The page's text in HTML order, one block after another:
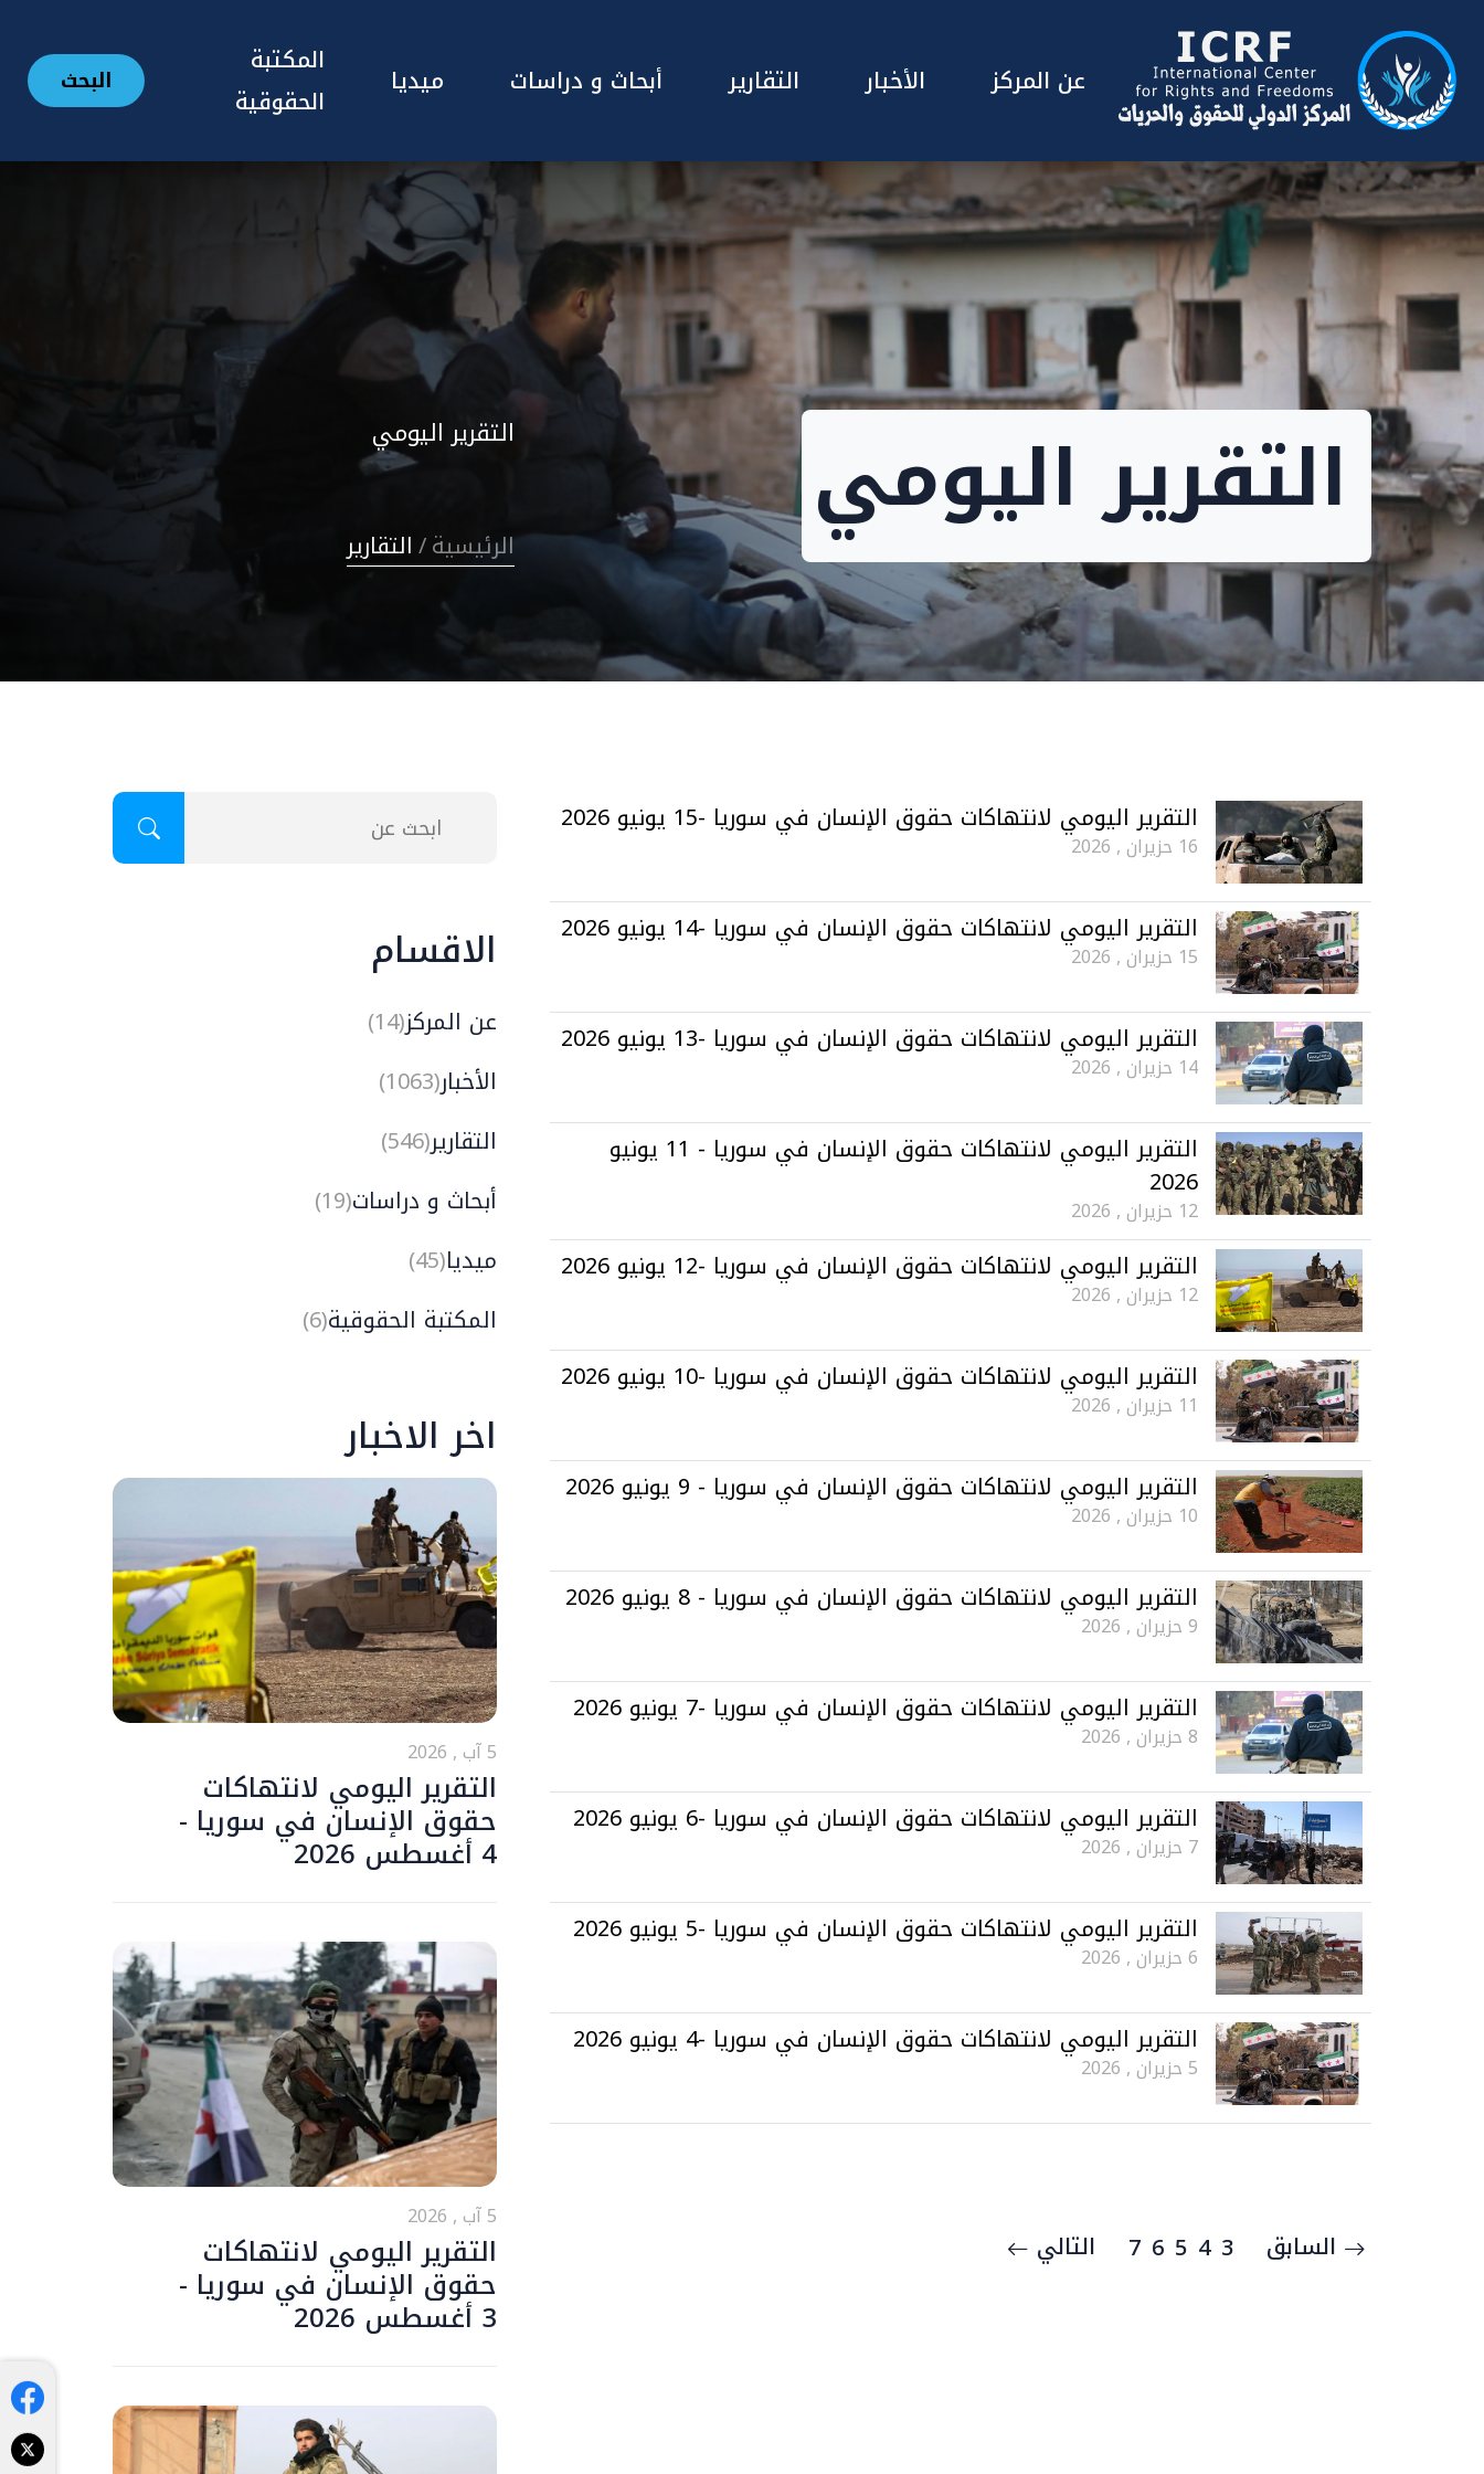
عن المركز الأخبار التقارير أبحاث و دراسات ميديا
المكتبة
الحقوقية
البحث
التقرير اليومي التقرير اليومي
الرئيسية/التقارير
التقرير اليومي لانتهاكات حقوق الإنسان في سوريا -15 يونيو 2026
16 حزيران , 2026
التقرير اليومي لانتهاكات حقوق الإنسان في سوريا -14 يونيو 2026
15 حزيران , 2026
التقرير اليومي لانتهاكات حقوق الإنسان في سوريا -13 يونيو 2026
14 حزيران , 2026
التقرير اليومي لانتهاكات حقوق الإنسان في سوريا - 11 يونيو
2026
12 حزيران , 2026
التقرير اليومي لانتهاكات حقوق الإنسان في سوريا -12 يونيو 2026
12 حزيران , 2026
التقرير اليومي لانتهاكات حقوق الإنسان في سوريا -10 يونيو 2026
11 حزيران , 2026
التقرير اليومي لانتهاكات حقوق الإنسان في سوريا - 9 يونيو 2026
10 حزيران , 2026
التقرير اليومي لانتهاكات حقوق الإنسان في سوريا - 8 يونيو 2026
9 حزيران , 2026
التقرير اليومي لانتهاكات حقوق الإنسان في سوريا -7 يونيو 2026
8 حزيران , 2026
التقرير اليومي لانتهاكات حقوق الإنسان في سوريا -6 يونيو 2026
7 حزيران , 2026
التقرير اليومي لانتهاكات حقوق الإنسان في سوريا -5 يونيو 2026
6 حزيران , 2026
التقرير اليومي لانتهاكات حقوق الإنسان في سوريا -4 يونيو 2026
5 حزيران , 2026
السابق 3
4
5
6
7 التالي
الاقسام
عن المركز(14)
الأخبار(1063)
التقارير(546)
أبحاث و دراسات(19)
ميديا(45)
المكتبة الحقوقية(6)
اخر الاخبار
5 آب , 2026
التقرير اليومي لانتهاكات
حقوق الإنسان في سوريا -
4 أغسطس 2026
5 آب , 2026
التقرير اليومي لانتهاكات
حقوق الإنسان في سوريا -
3 أغسطس 2026